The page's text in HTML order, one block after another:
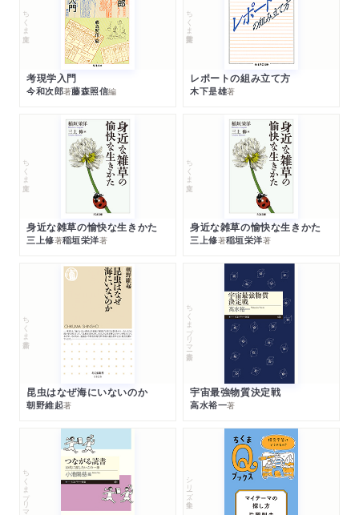
ちくま文庫
考現学入門
今和次郎著藤森照信編
ちくま学芸文庫
レポートの組み立て方
木下是雄著
ちくま文庫
身近な雑草の愉快な生きかた
三上修著稲垣栄洋著
ちくま文庫
身近な雑草の愉快な生きかた
三上修著稲垣栄洋著
ちくま新書
昆虫はなぜ海にいないのか
朝野維起著
ちくまプリマー新書
宇宙最強物質決定戦
高水裕一著
ちくまプリマー新書 シリーズ・全集